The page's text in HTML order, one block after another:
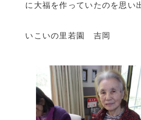
に大福を作っていたのを思い
いこいの里若園 吉岡